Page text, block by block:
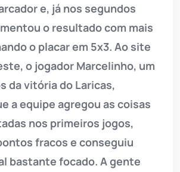
e, já nos segundos
o resultado com mais
o placar em 5x3. Ao site
o jogador Marcelinho, um
da vitória do Laricas,
a equipe agregou as coisas
nos primeiros jogos,
fracos e conseguiu
bastante focado. A gente